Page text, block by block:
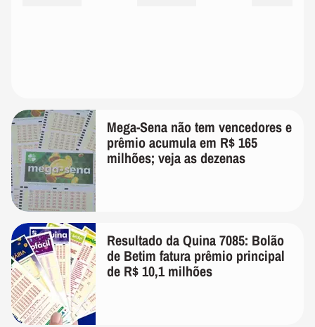
Mega-Sena não tem vencedores e
prêmio acumula em R$ 165
milhões; veja as dezenas
Resultado da Quina 7085: Bolão
de Betim fatura prêmio principal
de R$ 10,1 milhões